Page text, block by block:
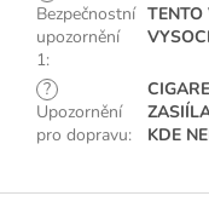
Bezpečnostní
upozornění
1:
TENTO
?
Upozornění
pro dopravu:
KDE
Z